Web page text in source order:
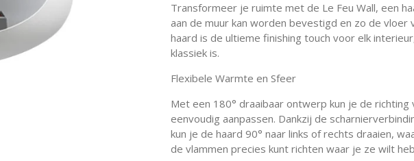
Transformeer je ruimte met de Le Feu Wall, een
aan de muur kan worden bevestigd en zo de vloer
haard is de ultieme finishing touch voor elk
klassiek is.
Flexibele Warmte en Sfeer
Met een 180° draaibaar ontwerp kun je de richting
eenvoudig aanpassen. Dankzij de
kun je de haard 90° naar links of rechts draaien,
de vlammen precies kunt richten waar je ze wilt